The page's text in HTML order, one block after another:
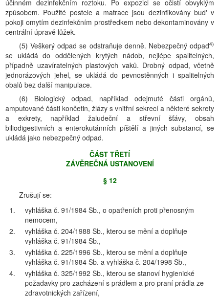
účinném dezinfekčním roztoku. Po expozici se očistí obvyklým
způsobem. Použité postele a matrace jsou dezinfikovány bud' v
pokoji omytím dezinfekčním prostředkem nebo dekontaminovány v
centrální úpravě lůžek.
(5) Veškerý odpad se odstraňuje denně. Nebezpečný odpad4)
se ukládá do oddělených krytých nádob, nejlépe spalitelných,
případně uzavíratelných plastových vaků. Drobný odpad, včetně
jednorázových jehel, se ukládá do pevnostěnných i spalitelných
obalů bez další manipulace.
(6) Biologický odpad, například odejmuté části orgánů,
amputované části končetin, žlázy s vnitřní sekrecí a některé sekrety
a exkrety, například žaludeční a střevní šťávy, obsah
biliodigestivních a enterokutánních píštělí a jiných substancí, se
ukládá jako nebezpečný odpad.
ČÁST TŘETĺ
ZÁVĚREČNÁ USTANOVENĺ
§ 12
Zrušují se:
1.
vyhláška č. 91/1984 Sb., o opatřeních proti přenosným
nemocem,
2.
vyhláška č. 204/1988 Sb., kterou se mění a doplňuje
vyhláška č. 91/1984 Sb.,
3.
vyhláška č. 225/1996 Sb., kterou se mění a doplňuje
vyhláška č. 91/1984 Sb. a vyhláška č. 204/1998 Sb.,
4.
vyhláška č. 325/1992 Sb., kterou se stanoví hygienické
požadavky pro zacházení s prádlem a pro praní prádla ze
zdravotnických zařízení,